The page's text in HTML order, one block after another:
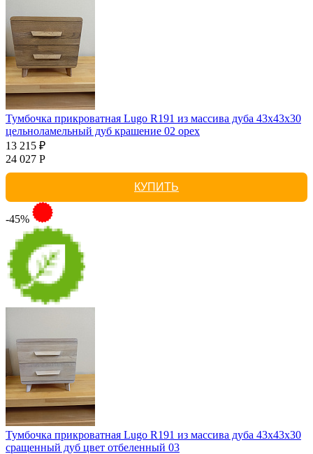
Тумбочка прикроватная Lugo R191 из массива дуба 43х43х30
цельноламельный дуб крашение 02 орех
13 215 ₽
24 027 Р
КУПИТЬ
-45%
Тумбочка прикроватная Lugo R191 из массива дуба 43х43х30
сращенный дуб цвет отбеленный 03